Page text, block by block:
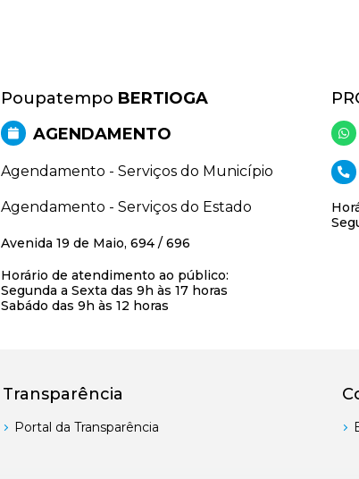
Poupatempo BERTIOGA
AGENDAMENTO
Agendamento - Serviços do Município
Agendamento - Serviços do Estado
Avenida 19 de Maio, 694 / 696
Horário de atendimento ao público:
Segunda a Sexta das 9h às 17 horas
Sabádo das 9h às 12 horas
Transparência
Portal da Transparência